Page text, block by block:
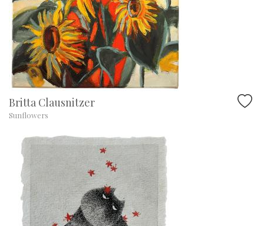
Britta Clausnitzer
Sunflowers